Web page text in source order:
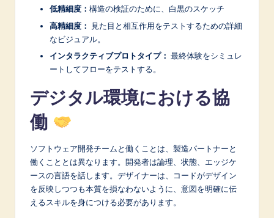
低精細度： 構造の検証のために、白黒のスケッチ
高精細度：
見た目と相互作用をテストするための詳細
なビジュアル。
インタラクティブプロトタイプ： 最終体験をシミュレ
ートしてフローをテストする。
デジタル環境における協
働
ソフトウェア開発チームと働くことは、製造パートナーと
働くこととは異なります。開発者は論理、状態、エッジケ
ースの言語を話します。デザイナーは、コードがデザイン
を反映しつつも本質を損なわないように、意図を明確に伝
えるスキルを身につける必要があります。